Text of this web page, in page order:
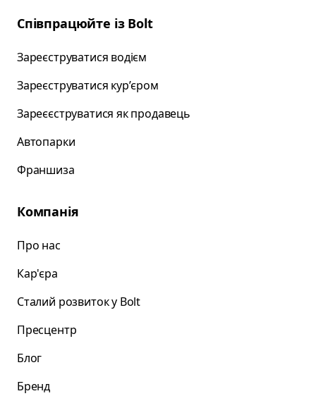
Співпрацюйте із Bolt
Зареєструватися водієм
Зареєструватися курʼєром
Зареєєструватися як продавець
Автопарки
Франшиза
Компанія
Про нас
Кар'єра
Сталий розвиток у Bolt
Пресцентр
Блог
Бренд